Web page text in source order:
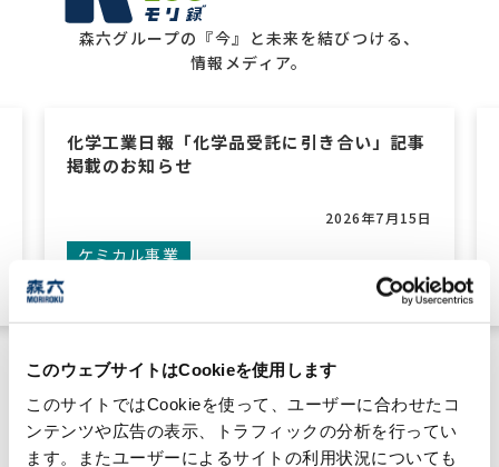
このウェブサイトはCookieを使用します
このサイトではCookieを使って、ユーザーに合わせたコ
ンテンツや広告の表示、トラフィックの分析を行ってい
ます。またユーザーによるサイトの利用状況についても
おすすめキーワード
#森六って何？
#ダイバーシティ＆インクルージョン
#統合報告書
森六グループの『今』と未来を結びつける、
情報メディア。
化学工業日報「化学品受託に引き合い」記事
掲載のお知らせ
2026年7月15日
ケミカル事業